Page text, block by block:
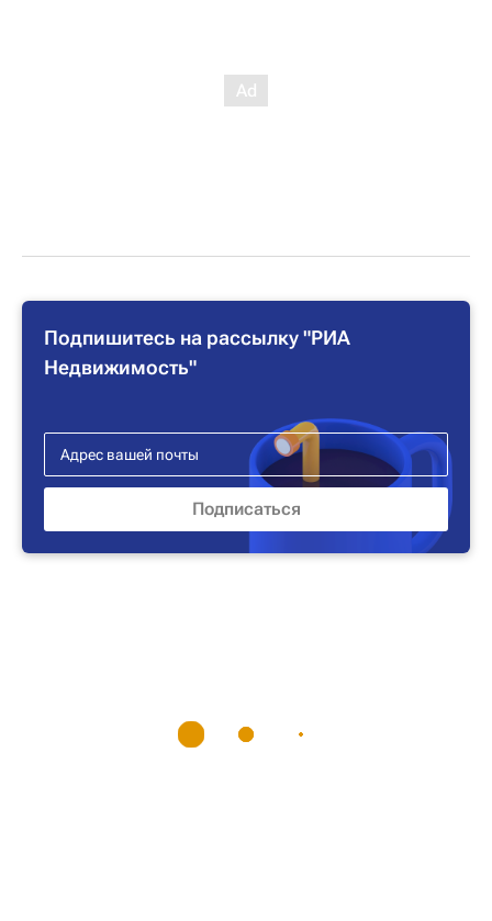
Подпишитесь на рассылку "РИА
Недвижимость"